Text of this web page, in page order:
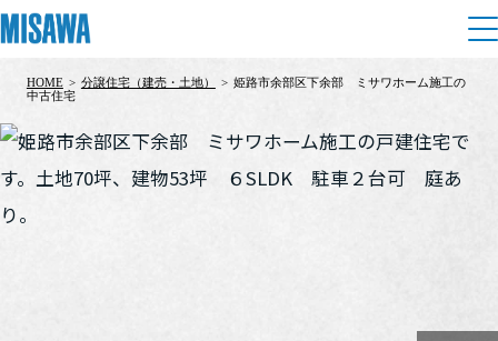
住まい
建てる土地活用
HOME> 分譲住宅（建売・土地） > 姫路市余部区下余部 ミサワホーム施工の
中古住宅